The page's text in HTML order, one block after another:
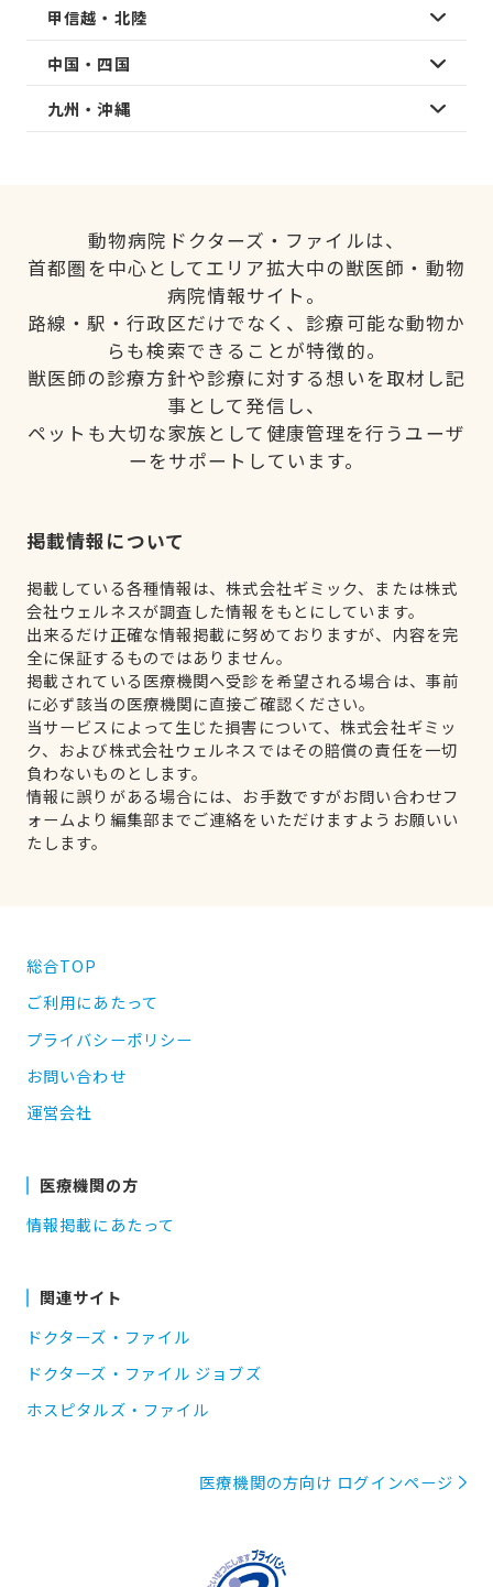
甲信越・北陸
中国・四国
九州・沖縄
動物病院ドクターズ・ファイルは、
首都圏を中心としてエリア拡大中の獣医師・動物
病院情報サイト。
路線・駅・行政区だけでなく、診療可能な動物か
らも検索できることが特徴的。
獣医師の診療方針や診療に対する想いを取材し記
事として発信し、
ペットも大切な家族として健康管理を行うユーザ
ーをサポートしています。
掲載情報について
掲載している各種情報は、株式会社ギミック、または株式
会社ウェルネスが調査した情報をもとにしています。
出来るだけ正確な情報掲載に努めておりますが、内容を完
全に保証するものではありません。
掲載されている医療機関へ受診を希望される場合は、事前
に必ず該当の医療機関に直接ご確認ください。
当サービスによって生じた損害について、株式会社ギミッ
ク、および株式会社ウェルネスではその賠償の責任を一切
負わないものとします。
情報に誤りがある場合には、お手数ですがお問い合わせフ
ォームより編集部までご連絡をいただけますようお願いい
たします。
総合TOP
ご利用にあたって
プライバシーポリシー
お問い合わせ
運営会社
医療機関の方
情報掲載にあたって
関連サイト
ドクターズ・ファイル
ドクターズ・ファイル ジョブズ
ホスピタルズ・ファイル
医療機関の方向け ログインページ